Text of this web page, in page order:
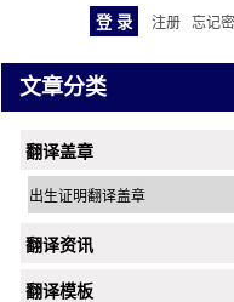
注册 忘记
文章分类
翻译盖章
出生证明翻译盖章
翻译资讯
翻译模板